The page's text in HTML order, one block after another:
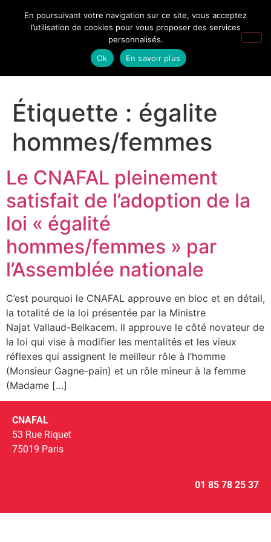
Étiquette : égalite
hommes/femmes
Le CNAFAL pleinement
satisfait de l’adoption de la
loi « égalité
hommes/femmes » par
l’Assemblée nationale
C’est pourquoi le CNAFAL approuve en bloc et en détail,
la totalité de la loi présentée par la Ministre
Najat Vallaud-Belkacem. Il approuve le côté novateur de
la loi qui vise à modifier les mentalités et les vieux
réflexes qui assignent le meilleur rôle à l’homme
(Monsieur Gagne-pain) et un rôle mineur à la femme
(Madame […]
CNAFAL
53 Rue Riquet
75019 Paris
01 85 78 25 37
En poursuivant votre navigation sur ce site, vous acceptez
l’utilisation de cookies pour vous proposer des services
personnalisés.
Ok
En savoir plus